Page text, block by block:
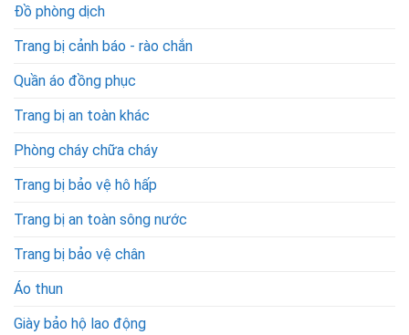
Đồ phòng dịch
Trang bị cảnh báo - rào chắn
Quần áo đồng phục
Trang bị an toàn khác
Phòng cháy chữa cháy
Trang bị bảo vệ hô hấp
Trang bị an toàn sông nước
Trang bị bảo vệ chân
Áo thun
Giày bảo hộ lao động